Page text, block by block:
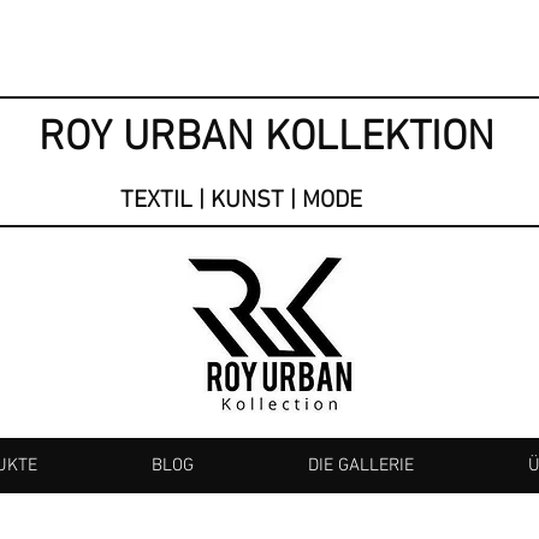
ROY URBAN KOLLEKTION
TEXTIL | KUNST | MODE
BLOG DIE GALLERIE